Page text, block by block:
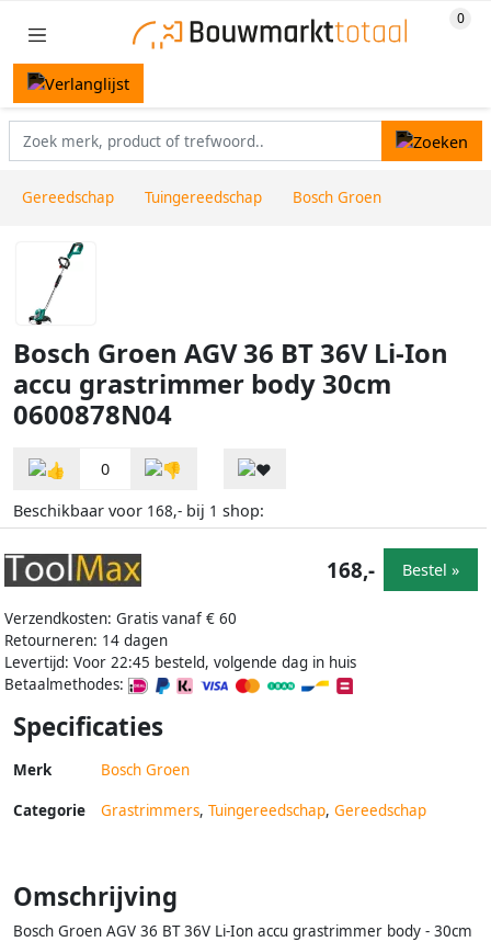
Gereedschap Tuingereedschap Bosch Groen
Bosch Groen AGV 36 BT 36V Li-Ion
accu grastrimmer body 30cm
0600878N04
0
Beschikbaar voor 168,- bij 1 shop:
Verzendkosten: Gratis vanaf € 60
Retourneren: 14 dagen
Levertijd: Voor 22:45 besteld, volgende dag in huis
Betaalmethodes:
168,- Bestel »
Specificaties
Merk Bosch Groen
Categorie Grastrimmers, Tuingereedschap, Gereedschap
Omschrijving
Bosch Groen AGV 36 BT 36V Li-Ion accu grastrimmer body - 30cm